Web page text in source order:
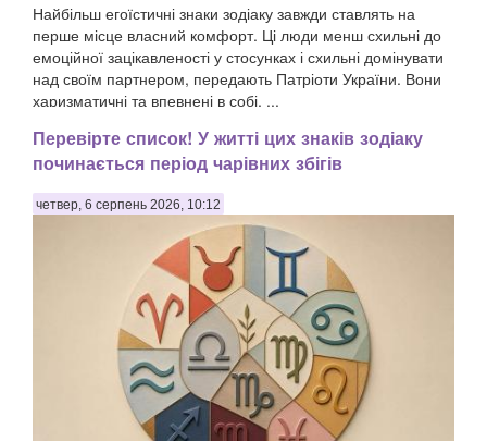
Найбільш егоїстичні знаки зодіаку завжди ставлять на
перше місце власний комфорт. Ці люди менш схильні до
емоційної зацікавленості у стосунках і схильні домінувати
над своїм партнером, передають Патріоти України. Вони
харизматичні та впевнені в собі, ...
Перевірте список! У житті цих знаків зодіаку
починається період чарівних збігів
четвер, 6 серпень 2026, 10:12